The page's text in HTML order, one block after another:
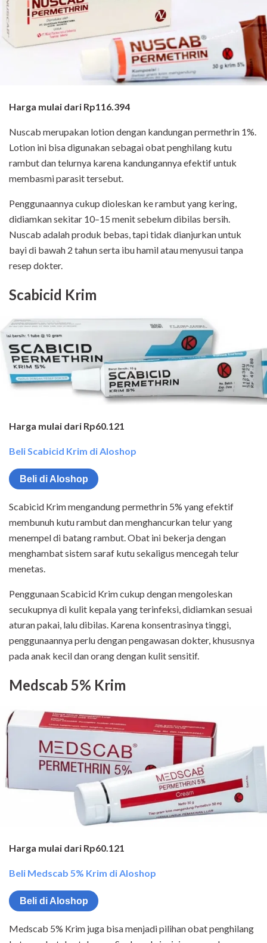
Harga mulai dari Rp116.394
Nuscab merupakan lotion dengan kandungan permethrin 1%.
Lotion ini bisa digunakan sebagai obat penghilang kutu
rambut dan telurnya karena kandungannya efektif untuk
membasmi parasit tersebut.
Penggunaannya cukup dioleskan ke rambut yang kering,
didiamkan sekitar 10–15 menit sebelum dibilas bersih.
Nuscab adalah produk bebas, tapi tidak dianjurkan untuk
bayi di bawah 2 tahun serta ibu hamil atau menyusui tanpa
resep dokter.
Scabicid Krim
Harga mulai dari Rp60.121
Beli Scabicid Krim di Aloshop
Beli di Aloshop
Scabicid Krim mengandung permethrin 5% yang efektif
membunuh kutu rambut dan menghancurkan telur yang
menempel di batang rambut. Obat ini bekerja dengan
menghambat sistem saraf kutu sekaligus mencegah telur
menetas.
Penggunaan Scabicid Krim cukup dengan mengoleskan
secukupnya di kulit kepala yang terinfeksi, didiamkan sesuai
aturan pakai, lalu dibilas. Karena konsentrasinya tinggi,
penggunaannya perlu dengan pengawasan dokter, khususnya
pada anak kecil dan orang dengan kulit sensitif.
Medscab 5% Krim
Harga mulai dari Rp60.121
Beli Medscab 5% Krim di Aloshop
Beli di Aloshop
Medscab 5% Krim juga bisa menjadi pilihan obat penghilang